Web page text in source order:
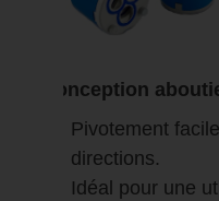
Conception
Pivotement
directions.
Idéal pour une